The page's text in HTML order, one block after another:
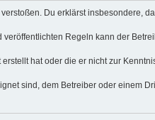
Du erklärst insbesondere,
Regeln kann der
hat oder die er nicht zur
sind, dem Betreiber oder einem